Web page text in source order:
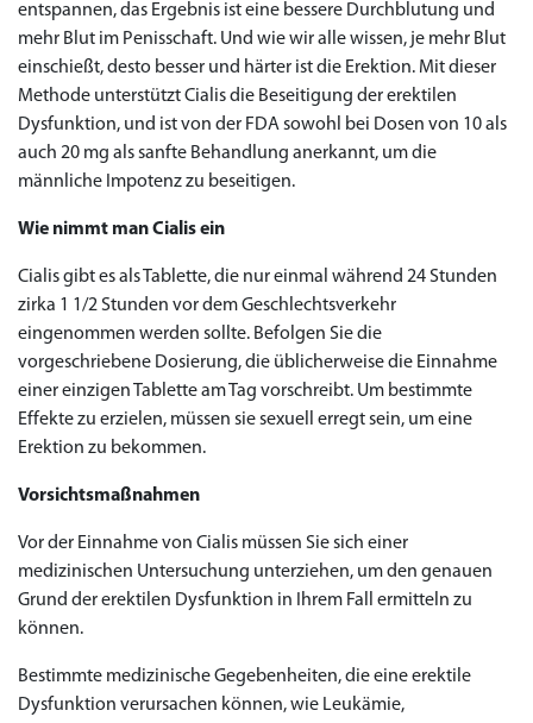
entspannen, das Ergebnis ist eine bessere Durchblutung und
mehr Blut im Penisschaft. Und wie wir alle wissen, je mehr Blut
einschießt, desto besser und härter ist die Erektion. Mit dieser
Methode unterstützt Cialis die Beseitigung der erektilen
Dysfunktion, und ist von der FDA sowohl bei Dosen von 10 als
auch 20 mg als sanfte Behandlung anerkannt, um die
männliche Impotenz zu beseitigen.
Wie nimmt man Cialis ein
Cialis gibt es als Tablette, die nur einmal während 24 Stunden
zirka 1 1/2 Stunden vor dem Geschlechtsverkehr
eingenommen werden sollte. Befolgen Sie die
vorgeschriebene Dosierung, die üblicherweise die Einnahme
einer einzigen Tablette am Tag vorschreibt. Um bestimmte
Effekte zu erzielen, müssen sie sexuell erregt sein, um eine
Erektion zu bekommen.
Vorsichtsmaßnahmen
Vor der Einnahme von Cialis müssen Sie sich einer
medizinischen Untersuchung unterziehen, um den genauen
Grund der erektilen Dysfunktion in Ihrem Fall ermitteln zu
können.
Bestimmte medizinische Gegebenheiten, die eine erektile
Dysfunktion verursachen können, wie Leukämie,